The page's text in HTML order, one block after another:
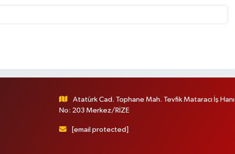
Atatürk Cad. Tophane Mah. Tevfik Mataracı İş Hanı
No: 203 Merkez/RİZE
[email protected]